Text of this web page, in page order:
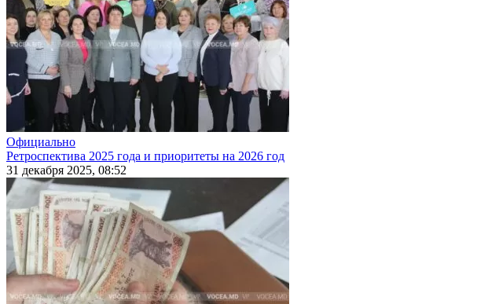
Официально
Ретроспектива 2025 года и приоритеты на 2026 год
31 декабря 2025, 08:52